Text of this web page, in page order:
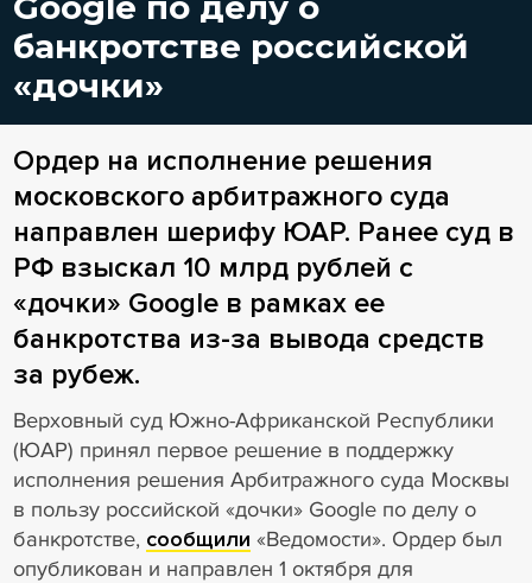
банкротстве российской
«дочки»
Ордер на исполнение решения
московского арбитражного суда
направлен шерифу ЮАР. Ранее суд в
РФ взыскал 10 млрд рублей с
«дочки» Google в рамках ее
банкротства из-за вывода средств
за рубеж.
Верховный суд Южно-Африканской Республики
(ЮАР) принял первое решение в поддержку
исполнения решения Арбитражного суда Москвы
в пользу российской «дочки» Google по делу о
банкротстве, сообщили «Ведомости». Ордер был
опубликован и направлен 1 октября для